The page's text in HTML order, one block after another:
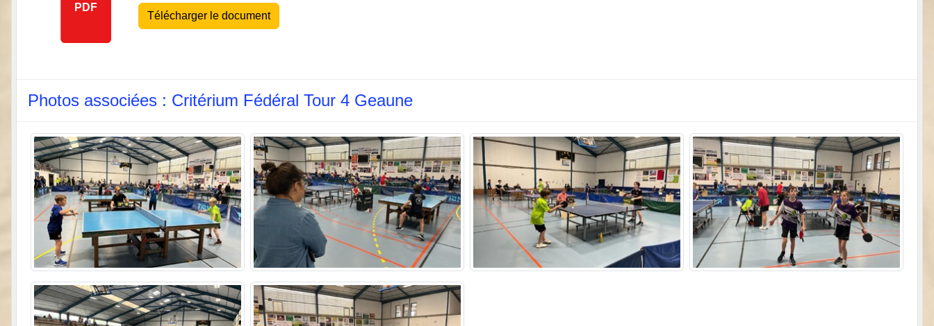
PDF
Télécharger le document
Photos associées : Critérium Fédéral Tour 4 Geaune